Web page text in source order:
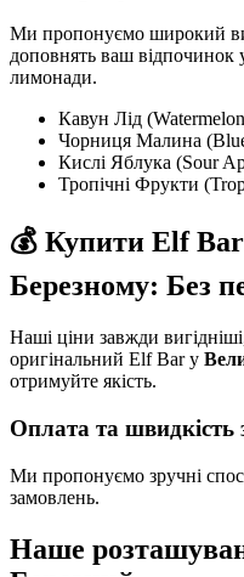
Ми пропонуємо широкий
доповнять ваш відпочинок
лимонади.
Кавун Лід
Чорниця Малина
Кислі Яблука (Sour
Тропічні Фрукти
💰 Купити Elf
Березному: Без
Наші ціни завжди
оригінальний Elf Bar у
отримуйте якість.
Оплата та швидкість
Ми пропонуємо зручні
замовлень.
Наше